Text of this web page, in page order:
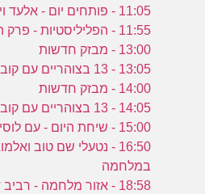
11:05 - פותחים יום - אלעד וירדן
11:55 - הפליליסטיות - פרק הבכורה
13:00 - מבזק חדשות
13:05 - 13 בצוהריים עם קובי מחט וגיל לוין
14:00 - מבזק חדשות
14:05 - 13 בצוהריים עם קובי מחט וגיל לוין
15:00 - שיחת היום - עם לוסי אהריש
16:50 - נטעלי שם טוב
במלחמה
18:58 - אזור מלחמה - רביב דרוקר